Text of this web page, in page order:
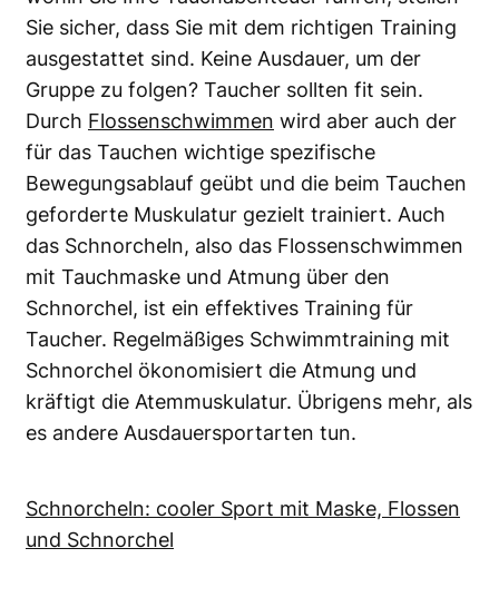
Sie sicher, dass Sie mit dem richtigen Training
ausgestattet sind. Keine Ausdauer, um der
Gruppe zu folgen? Taucher sollten fit sein.
Durch Flossenschwimmen wird aber auch der
für das Tauchen wichtige spezifische
Bewegungsablauf geübt und die beim Tauchen
geforderte Muskulatur gezielt trainiert. Auch
das Schnorcheln, also das Flossenschwimmen
mit Tauchmaske und Atmung über den
Schnorchel, ist ein effektives Training für
Taucher. Regelmäßiges Schwimmtraining mit
Schnorchel ökonomisiert die Atmung und
kräftigt die Atemmuskulatur. Übrigens mehr, als
es andere Ausdauersportarten tun.
Schnorcheln: cooler Sport mit Maske, Flossen
und Schnorchel